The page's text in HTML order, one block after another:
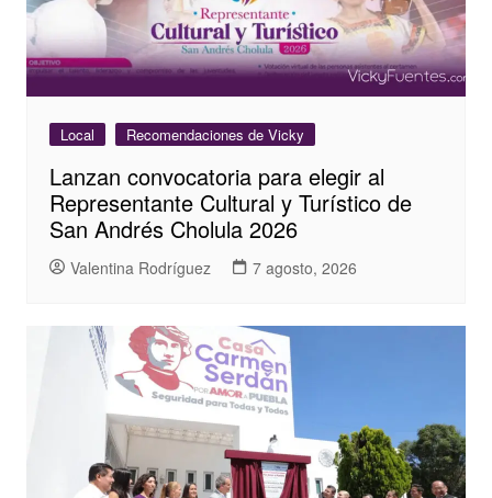
Local Recomendaciones de Vicky
Lanzan convocatoria para elegir al
Representante Cultural y Turístico de
San Andrés Cholula 2026
Valentina Rodríguez 7 agosto, 2026